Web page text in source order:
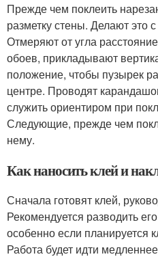
Прежде чем поклеить
разметку стены. Делают это
Отмеряют от угла
обоев, прикладывают
положение, чтобы пузырек
центре. Проводят
служить ориентиром при
Следующие, прежде чем
нему.
Как наносить клей и
Сначала готовят клей,
Рекомендуется разводить
особенно если планируется
Работа будет идти